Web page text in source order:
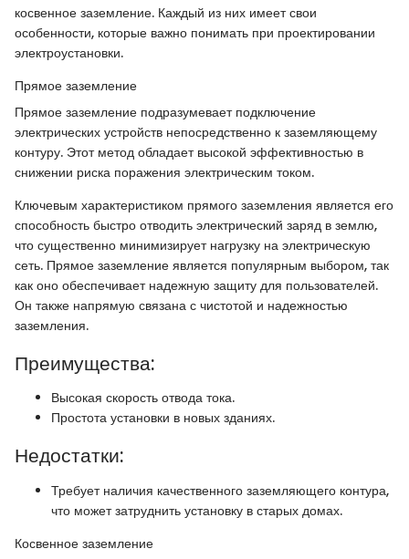
косвенное заземление. Каждый из них имеет свои
особенности, которые важно понимать при проектировании
электроустановки.
Прямое заземление
Прямое заземление подразумевает подключение
электрических устройств непосредственно к заземляющему
контуру. Этот метод обладает высокой эффективностью в
снижении риска поражения электрическим током.
Ключевым характеристиком прямого заземления является его
способность быстро отводить электрический заряд в землю,
что существенно минимизирует нагрузку на электрическую
сеть. Прямое заземление является популярным выбором, так
как оно обеспечивает надежную защиту для пользователей.
Он также напрямую связана с чистотой и надежностью
заземления.
Преимущества:
Высокая скорость отвода тока.
Простота установки в новых зданиях.
Недостатки:
Требует наличия качественного заземляющего контура,
что может затруднить установку в старых домах.
Косвенное заземление